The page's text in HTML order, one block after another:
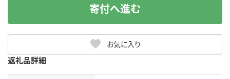
お気に入り
寄付へ進む
返礼品詳細